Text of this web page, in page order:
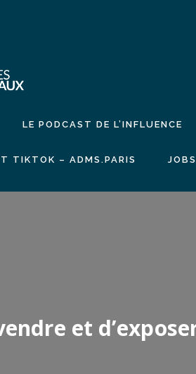
LE PODCAST DE L’INFLUENCE
TIKTOK – ADMS.PARIS JOBS
et